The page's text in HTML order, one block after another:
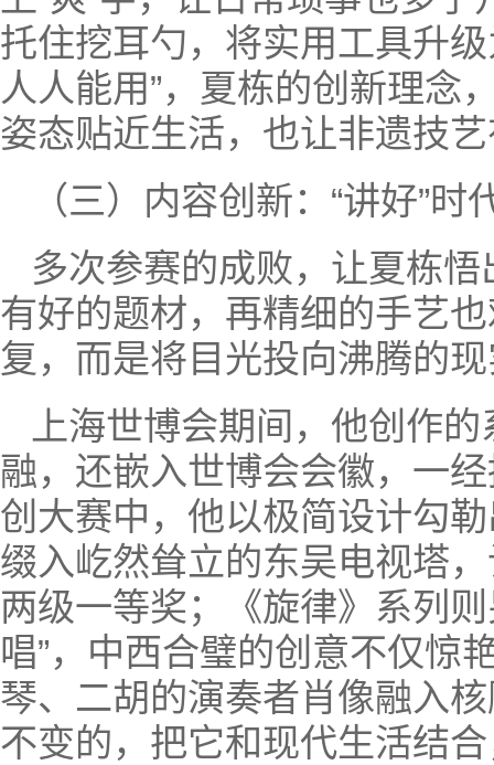
托住挖耳勺，将实用工具升
人人能用”，夏栋的创新理念
姿态贴近生活，也让非遗技
（三）内容创新：“讲好”时
多次参赛的成败，让夏栋
有好的题材，再精细的手艺
复，而是将目光投向沸腾的
上海世博会期间，他创作
融，还嵌入世博会会徽，一
创大赛中，他以极简设计勾
缀入屹然耸立的东吴电视塔
两级一等奖；《旋律》系列
唱”，中西合璧的创意不仅惊
琴、二胡的演奏者肖像融入
不变的，把它和现代生活结